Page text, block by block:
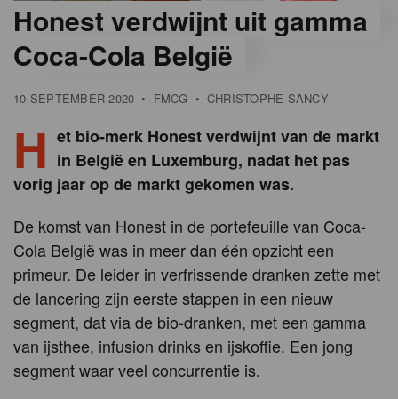
Honest verdwijnt uit gamma
Coca-Cola België
10 SEPTEMBER 2020 • FMCG • CHRISTOPHE SANCY
H et bio-merk Honest verdwijnt van de markt
in België en Luxemburg, nadat het pas
vorig jaar op de markt gekomen was.
De komst van Honest in de portefeuille van Coca-
Cola België was in meer dan één opzicht een
primeur. De leider in verfrissende dranken zette met
de lancering zijn eerste stappen in een nieuw
segment, dat via de bio-dranken, met een gamma
van ijsthee, infusion drinks en ijskoffie. Een jong
segment waar veel concurrentie is.